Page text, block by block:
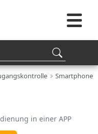
Smartphone
in einer APP